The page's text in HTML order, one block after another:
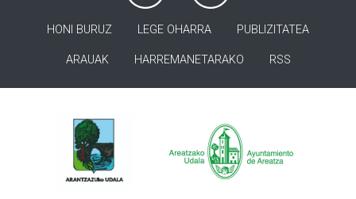
HONI BURUZ LEGE OHARRA PUBLIZITATEA
ARAUAK HARREMANETARAKO RSS